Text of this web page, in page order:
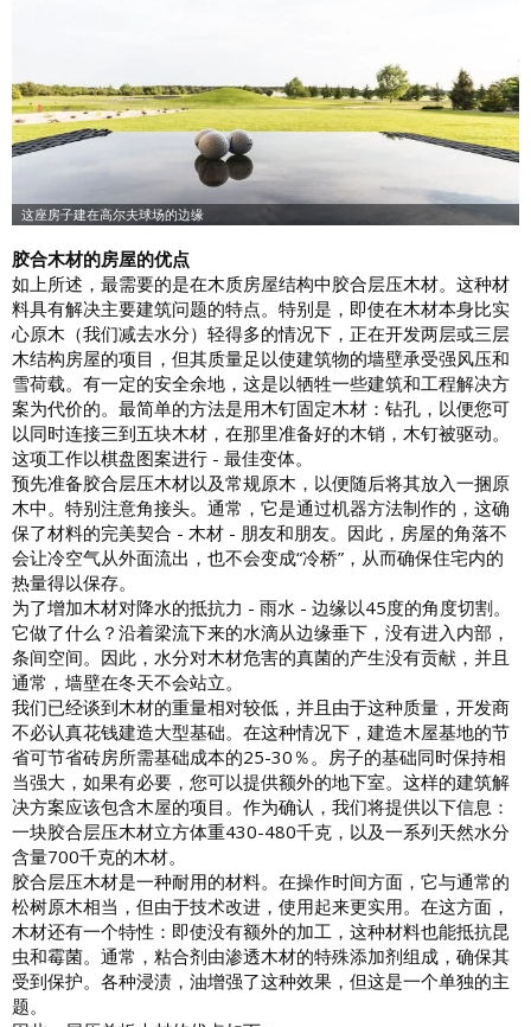
胶合木材的房屋的优点
如上所述，最需要的是在木质房屋结构中胶合层压木材。这种材
料具有解决主要建筑问题的特点。特别是，即使在木材本身比实
心原木（我们减去水分）轻得多的情况下，正在开发两层或三层
木结构房屋的项目，但其质量足以使建筑物的墙壁承受强风压和
雪荷载。有一定的安全余地，这是以牺牲一些建筑和工程解决方
案为代价的。最简单的方法是用木钉固定木材：钻孔，以便您可
以同时连接三到五块木材，在那里准备好的木销，木钉被驱动。
这项工作以棋盘图案进行 - 最佳变体。
预先准备胶合层压木材以及常规原木，以便随后将其放入一捆原
木中。特别注意角接头。通常，它是通过机器方法制作的，这确
保了材料的完美契合 - 木材 - 朋友和朋友。因此，房屋的角落不
会让冷空气从外面流出，也不会变成“冷桥”，从而确保住宅内的
热量得以保存。
为了增加木材对降水的抵抗力 - 雨水 - 边缘以45度的角度切割。
它做了什么？沿着梁流下来的水滴从边缘垂下，没有进入内部，
条间空间。因此，水分对木材危害的真菌的产生没有贡献，并且
通常，墙壁在冬天不会站立。
我们已经谈到木材的重量相对较低，并且由于这种质量，开发商
不必认真花钱建造大型基础。在这种情况下，建造木屋基地的节
省可节省砖房所需基础成本的25-30％。房子的基础同时保持相
当强大，如果有必要，您可以提供额外的地下室。这样的建筑解
决方案应该包含木屋的项目。作为确认，我们将提供以下信息：
一块胶合层压木材立方体重430-480千克，以及一系列天然水分
含量700千克的木材。
胶合层压木材是一种耐用的材料。在操作时间方面，它与通常的
松树原木相当，但由于技术改进，使用起来更实用。在这方面，
木材还有一个特性：即使没有额外的加工，这种材料也能抵抗昆
虫和霉菌。通常，粘合剂由渗透木材的特殊添加剂组成，确保其
受到保护。各种浸渍，油增强了这种效果，但这是一个单独的主
题。